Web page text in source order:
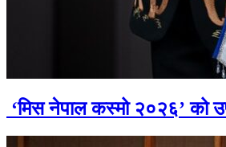
‘मिस नेपाल कस्मो २०२६’ को